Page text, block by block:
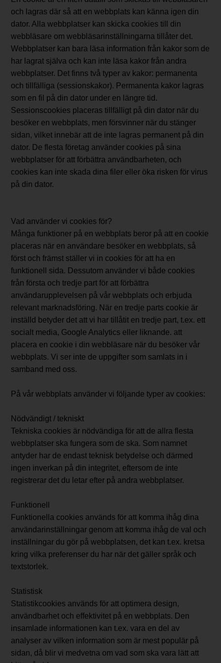
och lagras där så att en webbplats kan känna igen din
dator. Alla webbplatser kan skicka cookies till din
webbläsare om webbläsarinställningarna tillåter det.
Webbplatser kan bara läsa information från kakor som de
har lagrat själva och kan inte läsa kakor från andra
webbplatser. Det finns två typer av kakor: permanenta
och tillfälliga (sessionskakor). Permanenta kakor lagras
som en fil på din dator under en längre tid.
Sessionscookies placeras tillfälligt på din dator när du
besöker en webbplats, men försvinner när du stänger
sidan, vilket innebär att de inte lagras permanent på din
dator. De flesta företag använder cookies på sina
webbplatser för att förbättra användbarheten, och
cookies kan inte skada dina filer eller öka risken för virus
på din dator.
Vad använder vi cookies för?
Många funktioner på en webbplats beror på att en cookie
placeras när en användare besöker en webbplats, så
först och främst ställer vi in ​​cookies för att ha en
funktionell sida. Dessutom använder vi både cookies
från första och tredje part för att förbättra
användarupplevelsen på vår webbplats och erbjuda
relevant marknadsföring. När en tredje parts cookie är
inställd betyder det att vi har tillåtit en tredje part, t.ex. ett
socialt media, Google Analytics eller liknande. att
placera en cookie i din webbläsare när du besöker vår
webbplats. Vi ser inte de uppgifter som samlats in i
samband med oss.
På vår webbplats använder vi följande typer av cookies:
Nödvändigt / tekniskt
Tekniska cookies är nödvändiga för att de allra flesta
webbplatser ska fungera som de ska. Som namnet
antyder har de endast teknisk betydelse och därmed
ingen inverkan på din integritet, eftersom de inte
registrerar det du letar efter på andra webbplatser.
Funktionell
Funktionella cookies används för att komma ihåg dina
användarinställningar genom att komma ihåg de val och
inställningar du gör på webbplatsen, det kan t.ex. kretsa
kring vilka preferenser du har när det gäller språk och
textstorlek.
Statistisk
Statistikcookies används för att optimera design,
användbarhet och effektivitet på en webbplats. Den
insamlade informationen kan t.ex. vara en del av
analyser av vilken information som är mest populär på
sidan, då blir vi medvetna om vad som ska vara lätt att